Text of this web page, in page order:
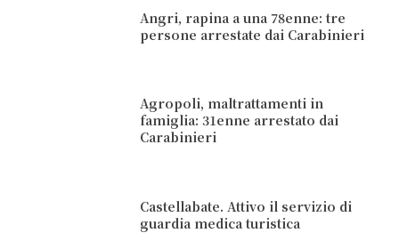
Angri, rapina a una 78enne: tre
persone arrestate dai Carabinieri
Agropoli, maltrattamenti in
famiglia: 31enne arrestato dai
Carabinieri
Castellabate. Attivo il servizio di
guardia medica turistica